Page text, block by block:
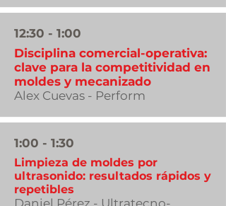
12:30 - 1:00
Disciplina comercial-operativa:
clave para la competitividad en
moldes y mecanizado
Alex Cuevas - Perform
1:00 - 1:30
Limpieza de moldes por
ultrasonido: resultados rápidos y
repetibles
Daniel Pérez - Ultratecno-